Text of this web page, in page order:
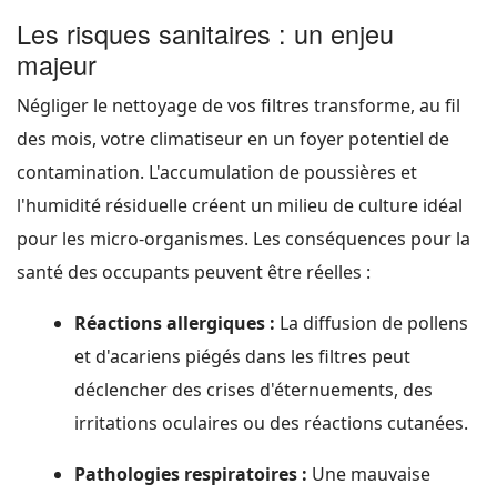
Les risques sanitaires : un enjeu
majeur
Négliger le nettoyage de vos filtres transforme, au fil
des mois, votre climatiseur en un foyer potentiel de
contamination. L'accumulation de poussières et
l'humidité résiduelle créent un milieu de culture idéal
pour les micro-organismes. Les conséquences pour la
santé des occupants peuvent être réelles :
Réactions allergiques : La diffusion de pollens
et d'acariens piégés dans les filtres peut
déclencher des crises d'éternuements, des
irritations oculaires ou des réactions cutanées.
Pathologies respiratoires : Une mauvaise